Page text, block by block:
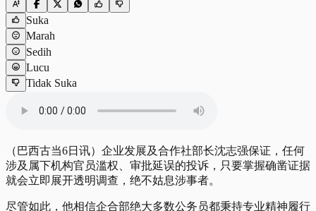
Suka
Marah
Sedih
Lucu
Tidak Suka
（巴西古当6日讯）企业发展及合作社部长沈志强保证，任何
涉及属下机构官员滥权、审批延误的投诉，只要掌握确凿证据
就会立即展开透明调查，绝不姑息涉事者。
尽管如此，他相信企合部绝大多数公务员都秉持专业精神履行